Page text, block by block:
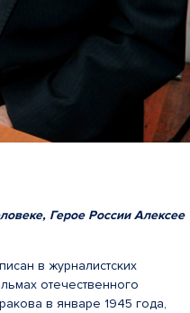
Герое России Алексее
в журналистских
отечественного
в январе 1945 года,